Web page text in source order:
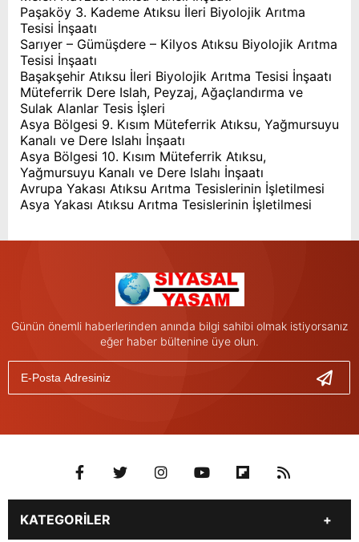
Paşaköy 3. Kademe Atıksu İleri Biyolojik Arıtma
Tesisi İnşaatı
Sarıyer – Gümüşdere – Kilyos Atıksu Biyolojik Arıtma
Tesisi İnşaatı
Başakşehir Atıksu İleri Biyolojik Arıtma Tesisi İnşaatı
Müteferrik Dere Islah, Peyzaj, Ağaçlandırma ve
Sulak Alanlar Tesis İşleri
Asya Bölgesi 9. Kısım Müteferrik Atıksu, Yağmursuyu
Kanalı ve Dere Islahı İnşaatı
Asya Bölgesi 10. Kısım Müteferrik Atıksu,
Yağmursuyu Kanalı ve Dere Islahı İnşaatı
Avrupa Yakası Atıksu Arıtma Tesislerinin İşletilmesi
Asya Yakası Atıksu Arıtma Tesislerinin İşletilmesi
Günün önemli haberlerinden anında bilgi sahibi olmak istiyorsanız
eğer haber bültenine üye olun.
KATEGORİLER